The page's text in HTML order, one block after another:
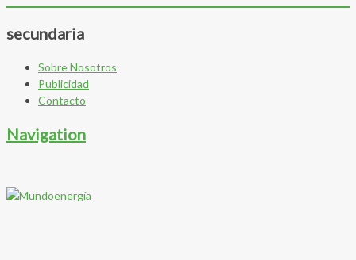
secundaria
Sobre Nosotros
Publicidad
Contacto
Navigation